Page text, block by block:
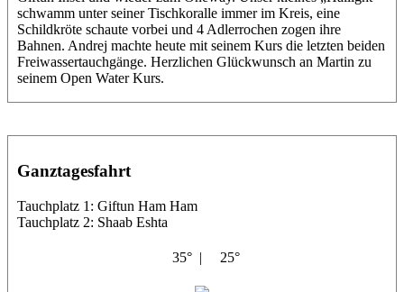
schwamm unter seiner Tischkoralle immer im Kreis, eine
Schildkröte schaute vorbei und 4 Adlerrochen zogen ihre
Bahnen. Andrej machte heute mit seinem Kurs die letzten beiden
Freiwassertauchgänge. Herzlichen Glückwunsch an Martin zu
seinem Open Water Kurs.
Ganztagesfahrt
Tauchplatz 1: Giftun Ham Ham
Tauchplatz 2: Shaab Eshta
35° | 25°